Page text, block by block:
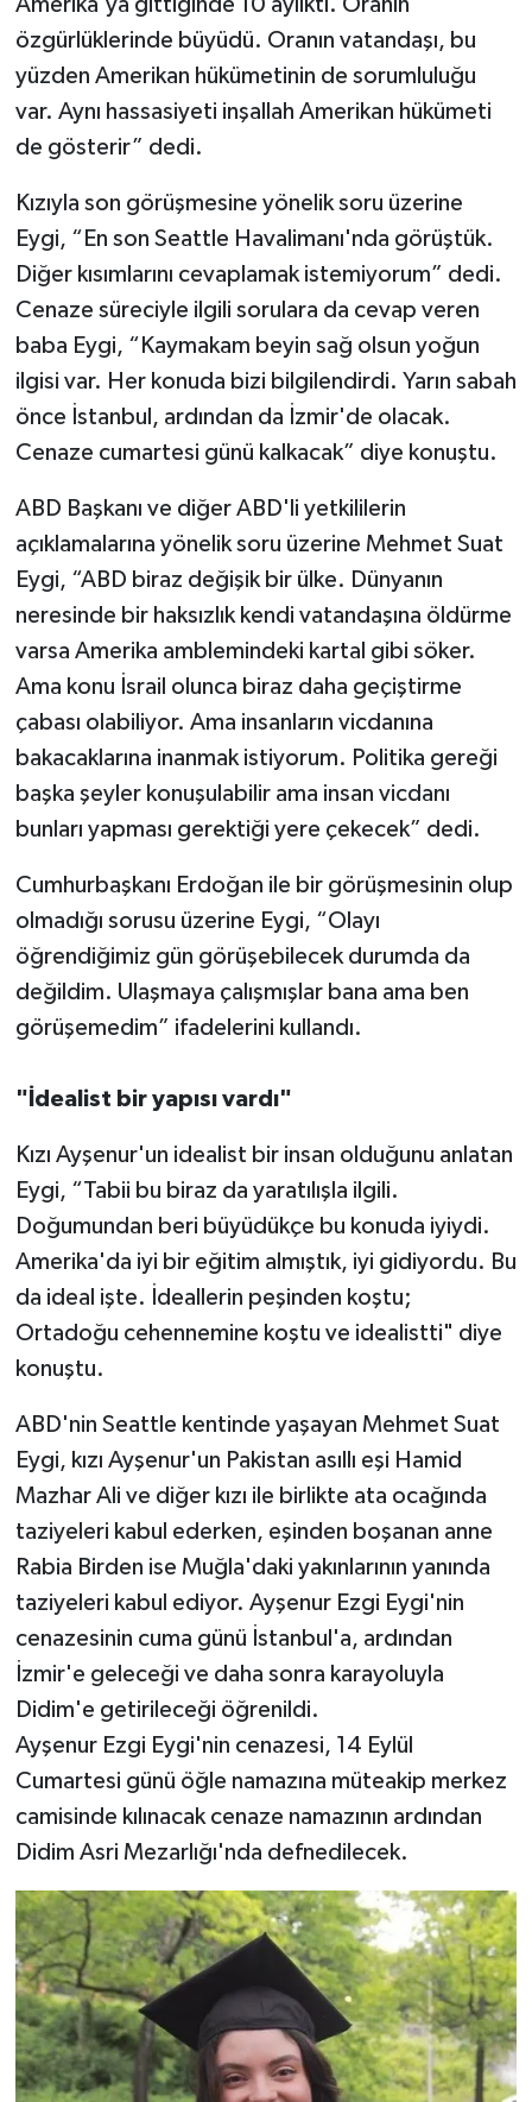
Amerika'ya gittiğinde 10 aylıktı. Oranın
özgürlüklerinde büyüdü. Oranın vatandaşı, bu
yüzden Amerikan hükümetinin de sorumluluğu
var. Aynı hassasiyeti inşallah Amerikan hükümeti
de gösterir” dedi.
Kızıyla son görüşmesine yönelik soru üzerine
Eygi, “En son Seattle Havalimanı'nda görüştük.
Diğer kısımlarını cevaplamak istemiyorum” dedi.
Cenaze süreciyle ilgili sorulara da cevap veren
baba Eygi, “Kaymakam beyin sağ olsun yoğun
ilgisi var. Her konuda bizi bilgilendirdi. Yarın sabah
önce İstanbul, ardından da İzmir'de olacak.
Cenaze cumartesi günü kalkacak” diye konuştu.
ABD Başkanı ve diğer ABD'li yetkililerin
açıklamalarına yönelik soru üzerine Mehmet Suat
Eygi, “ABD biraz değişik bir ülke. Dünyanın
neresinde bir haksızlık kendi vatandaşına öldürme
varsa Amerika amblemindeki kartal gibi söker.
Ama konu İsrail olunca biraz daha geçiştirme
çabası olabiliyor. Ama insanların vicdanına
bakacaklarına inanmak istiyorum. Politika gereği
başka şeyler konuşulabilir ama insan vicdanı
bunları yapması gerektiği yere çekecek” dedi.
Cumhurbaşkanı Erdoğan ile bir görüşmesinin olup
olmadığı sorusu üzerine Eygi, “Olayı
öğrendiğimiz gün görüşebilecek durumda da
değildim. Ulaşmaya çalışmışlar bana ama ben
görüşemedim” ifadelerini kullandı.
"İdealist bir yapısı vardı"
Kızı Ayşenur'un idealist bir insan olduğunu anlatan
Eygi, “Tabii bu biraz da yaratılışla ilgili.
Doğumundan beri büyüdükçe bu konuda iyiydi.
Amerika'da iyi bir eğitim almıştık, iyi gidiyordu. Bu
da ideal işte. İdeallerin peşinden koştu;
Ortadoğu cehennemine koştu ve idealistti" diye
konuştu.
ABD'nin Seattle kentinde yaşayan Mehmet Suat
Eygi, kızı Ayşenur'un Pakistan asıllı eşi Hamid
Mazhar Ali ve diğer kızı ile birlikte ata ocağında
taziyeleri kabul ederken, eşinden boşanan anne
Rabia Birden ise Muğla'daki yakınlarının yanında
taziyeleri kabul ediyor. Ayşenur Ezgi Eygi'nin
cenazesinin cuma günü İstanbul'a, ardından
İzmir'e geleceği ve daha sonra karayoluyla
Didim'e getirileceği öğrenildi.
Ayşenur Ezgi Eygi'nin cenazesi, 14 Eylül
Cumartesi günü öğle namazına müteakip merkez
camisinde kılınacak cenaze namazının ardından
Didim Asri Mezarlığı'nda defnedilecek.